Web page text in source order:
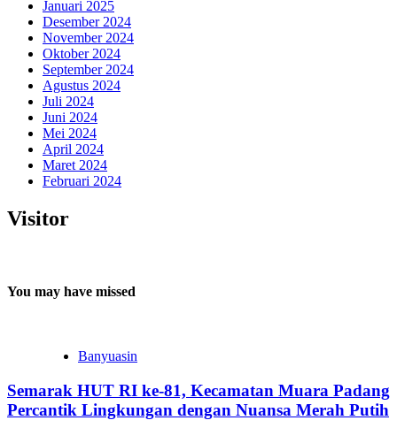
Januari 2025
Desember 2024
November 2024
Oktober 2024
September 2024
Agustus 2024
Juli 2024
Juni 2024
Mei 2024
April 2024
Maret 2024
Februari 2024
Visitor
You may have missed
Banyuasin
Semarak HUT RI ke-81, Kecamatan Muara Padang
Percantik Lingkungan dengan Nuansa Merah Putih